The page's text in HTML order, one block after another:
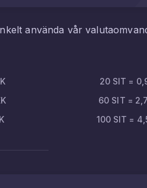
använda vår
20 SIT =
60 SIT =
100 SIT =